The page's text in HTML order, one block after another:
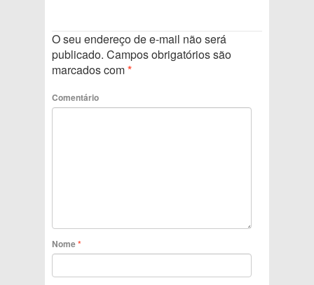
O seu endereço de e-mail não será
publicado. Campos obrigatórios são
marcados com*
Comentário
Nome*